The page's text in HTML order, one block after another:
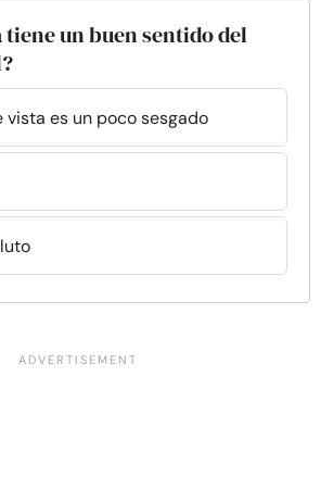
tiene un buen sentido del
vista es un poco sesgado